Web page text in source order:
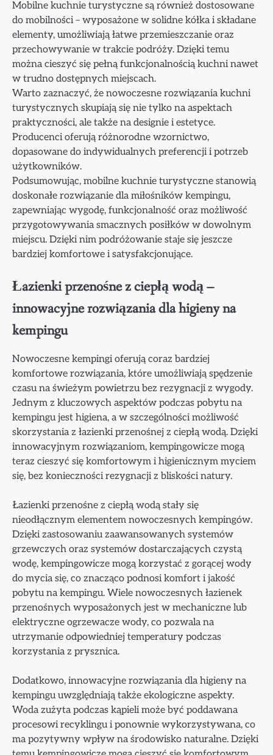
Mobilne kuchnie turystyczne są również dostosowane
do mobilności – wyposażone w solidne kółka i składane
elementy, umożliwiają łatwe przemieszczanie oraz
przechowywanie w trakcie podróży. Dzięki temu
można cieszyć się pełną funkcjonalnością kuchni nawet
w trudno dostępnych miejscach.
Warto zaznaczyć, że nowoczesne rozwiązania kuchni
turystycznych skupiają się nie tylko na aspektach
praktyczności, ale także na designie i estetyce.
Producenci oferują różnorodne wzornictwo,
dopasowane do indywidualnych preferencji i potrzeb
użytkowników.
Podsumowując, mobilne kuchnie turystyczne stanowią
doskonałe rozwiązanie dla miłośników kempingu,
zapewniając wygodę, funkcjonalność oraz możliwość
przygotowywania smacznych posiłków w dowolnym
miejscu. Dzięki nim podróżowanie staje się jeszcze
bardziej komfortowe i satysfakcjonujące.
Łazienki przenośne z ciepłą wodą –
innowacyjne rozwiązania dla higieny na
kempingu
Nowoczesne kempingi oferują coraz bardziej
komfortowe rozwiązania, które umożliwiają spędzenie
czasu na świeżym powietrzu bez rezygnacji z wygody.
Jednym z kluczowych aspektów podczas pobytu na
kempingu jest higiena, a w szczególności możliwość
skorzystania z łazienki przenośnej z ciepłą wodą. Dzięki
innowacyjnym rozwiązaniom, kempingowicze mogą
teraz cieszyć się komfortowym i higienicznym myciem
się, bez konieczności rezygnacji z bliskości natury.
Łazienki przenośne z ciepłą wodą stały się
nieodłącznym elementem nowoczesnych kempingów.
Dzięki zastosowaniu zaawansowanych systemów
grzewczych oraz systemów dostarczających czystą
wodę, kempingowicze mogą korzystać z gorącej wody
do mycia się, co znacząco podnosi komfort i jakość
pobytu na kempingu. Wiele nowoczesnych łazienek
przenośnych wyposażonych jest w mechaniczne lub
elektryczne ogrzewacze wody, co pozwala na
utrzymanie odpowiedniej temperatury podczas
korzystania z prysznica.
Dodatkowo, innowacyjne rozwiązania dla higieny na
kempingu uwzględniają także ekologiczne aspekty.
Woda zużyta podczas kąpieli może być poddawana
procesowi recyklingu i ponownie wykorzystywana, co
ma pozytywny wpływ na środowisko naturalne. Dzięki